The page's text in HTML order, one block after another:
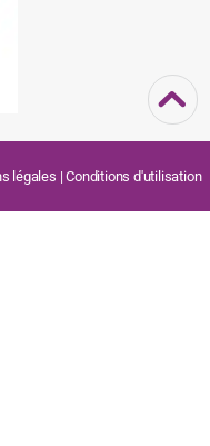
légales |Conditions d'utilisation